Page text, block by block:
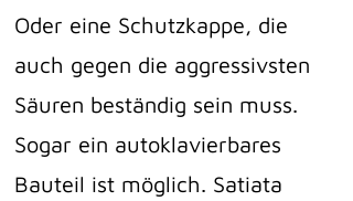
Oder eine Schutzkappe, die
auch gegen die aggressivsten
Säuren beständig sein muss.
Sogar ein autoklavierbares
Bauteil ist möglich. Satiata